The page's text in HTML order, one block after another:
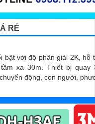
RẺ
bật với độ phân giải 2K, hỗ
bị quay 355° và
động, con người,